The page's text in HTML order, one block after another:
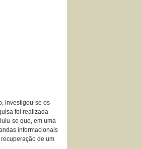
investigou-se os
foi realizada
se que, em uma
informacionais
de um